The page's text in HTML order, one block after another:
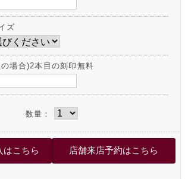
ズ
場合)2本目の刻印無料
数量：